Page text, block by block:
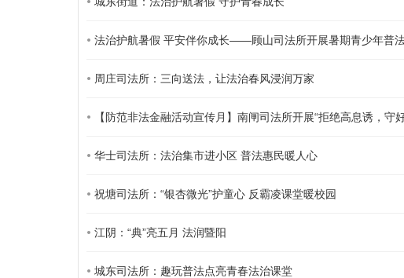
法治护航暑假 平安伴你成长——顾山司法所开展暑期青少年普
周庄司法所：三向送法，让法治春风浸润万家
【防范非法金融活动宣传月】南闸司法所开展“拒绝高息诱，守
华士司法所：法治集市进小区 普法惠民暖人心
祝塘司法所：“银杏微光”护童心 反霸凌课堂暖校园
江阴：“典”亮五月 法润暨阳
城东司法所：趣玩普法点亮青春法治课堂